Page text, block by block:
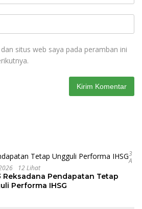
situs web saya pada peramban ini
3
A
12 Lihat
Reksadana Pendapatan Tetap
Performa IHSG